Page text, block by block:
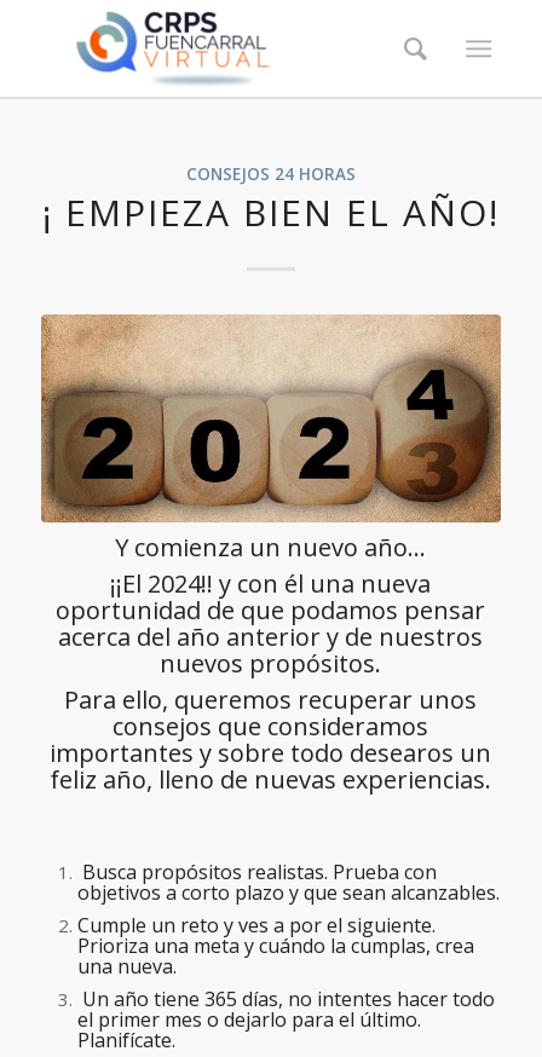
CONSEJOS 24 HORAS
¡ EMPIEZA BIEN EL AÑO!
Y comienza un nuevo año…
¡¡El 2024!! y con él una nueva
oportunidad de que podamos pensar
acerca del año anterior y de nuestros
nuevos propósitos.
Para ello, queremos recuperar unos
consejos que consideramos
importantes y sobre todo desearos un
feliz año, lleno de nuevas experiencias.
Busca propósitos realistas. Prueba con
objetivos a corto plazo y que sean alcanzables.
Cumple un reto y ves a por el siguiente.
Prioriza una meta y cuándo la cumplas, crea
una nueva.
Un año tiene 365 días, no intentes hacer todo
el primer mes o dejarlo para el último.
Planifícate.